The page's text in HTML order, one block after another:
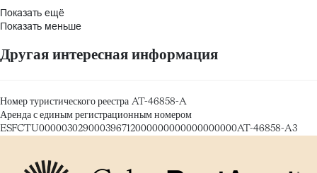
Показать ещё
Показать меньше
Другая интересная информация
Номер туристического реестра AT-46858-A
Аренда с единым регистрационным номером
ESFCTU000003029000396712000000000000000000AT-46858-A3